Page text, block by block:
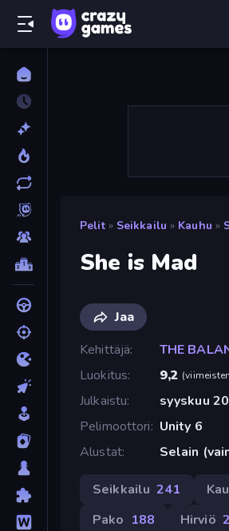
Pelit » Seikkailu » Kauhu »
She is Mad
Jaa
Kehittäjä
THE
Luokitus
9,2 (
Julkaistu
syyskuu
Pelimoottori
Unity 6
Alustat
Selain
Seikkailu 241
Pako 188 Hirviö